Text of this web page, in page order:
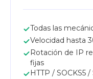
Todas las
Velocidad hasta
Rotación de IP
fijas
HTTP / SOCKS5